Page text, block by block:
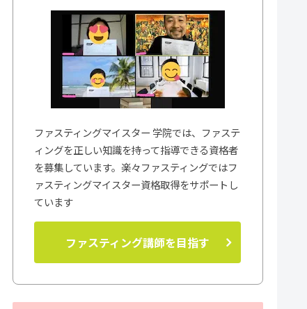
ファスティングマイスター 学院では、ファステ
ィングを正しい知識を持って指導できる資格者
を募集しています。楽々ファスティングではフ
ァスティングマイスター資格取得をサポートし
ています
ファスティング講師を目指す